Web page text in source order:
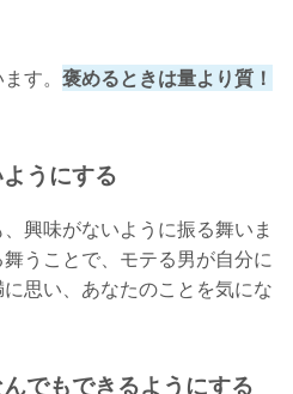
す。 褒めるときは量より質！
うにする
興味がないように振る舞いま
うことで、モテる男が自分に
思い、あなたのことを気にな
でもできるようにする